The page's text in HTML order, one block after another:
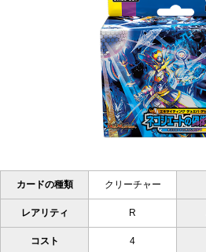
カードの種類 クリーチャー
レアリティ R
コスト 4